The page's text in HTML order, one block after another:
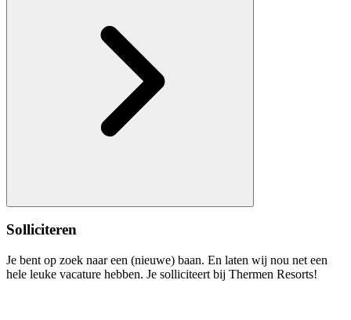
Solliciteren
Je bent op zoek naar een (nieuwe) baan. En laten wij nou net een
hele leuke vacature hebben. Je solliciteert bij Thermen Resorts!